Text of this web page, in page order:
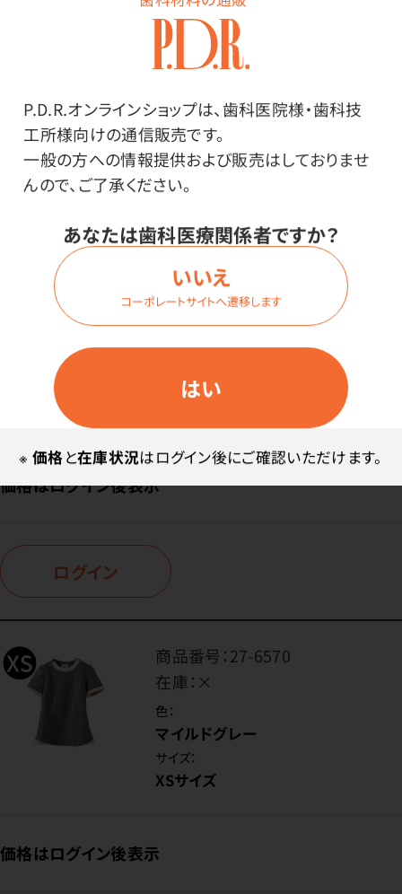
P.D.R.オンラインショップは、歯科医院様・歯科技
工所様向けの通信販売です。
一般の方への情報提供および販売はしておりませ
んので、ご了承ください。
あなたは歯科医療関係者ですか？
はい
いいえ
コーポレートサイトへ遷移します
※ 価格と在庫状況はログイン後にご確認いただけます。
サイズ：
2XLサイズ
価格はログイン後表示
商品番号：27-1427
在庫： ○
サイズ：
価格はログイン後表示
ログイン
商品番号：27-6570
在庫： ×
色：
マイルドグレー
サイズ：
XSサイズ
価格はログイン後表示